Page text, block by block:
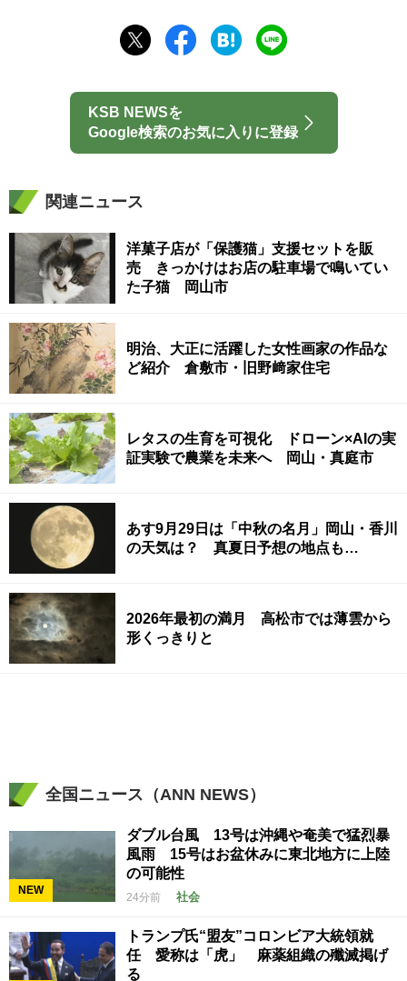
KSB NEWSを
Google検索のお気に入りに登録
関連ニュース
洋菓子店が「保護猫」支援セットを販
売 きっかけはお店の駐車場で鳴いてい
た子猫 岡山市
明治、大正に活躍した女性画家の作品な
ど紹介 倉敷市・旧野﨑家住宅
レタスの生育を可視化 ドローン×AIの実
証実験で農業を未来へ 岡山・真庭市
あす9月29日は「中秋の名月」岡山・香川
の天気は？ 真夏日予想の地点も…
2026年最初の満月 高松市では薄雲から
形くっきりと
全国ニュース（ANN NEWS）
NEW
ダブル台風 13号は沖縄や奄美で猛烈暴
風雨 15号はお盆休みに東北地方に上陸
の可能性
24分前 社会
トランプ氏“盟友”コロンビア大統領就
任 愛称は「虎」 麻薬組織の殲滅掲げ
る